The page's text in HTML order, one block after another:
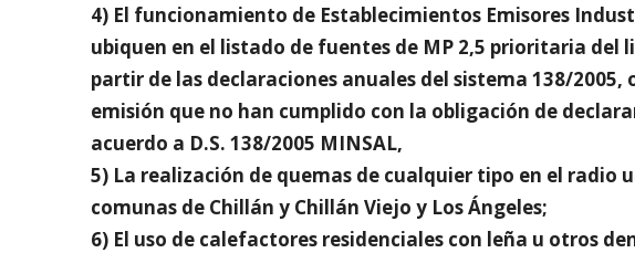
4) El funcionamiento de Establecimientos Emisores
ubiquen en el listado de fuentes de MP 2,5 prioritaria del
partir de las declaraciones anuales del sistema 138/2005,
emisión que no han cumplido con la obligación de
acuerdo a D.S. 138/2005 MINSAL,
5) La realización de quemas de cualquier tipo en el radio
comunas de Chillán y Chillán Viejo y Los Ángeles;
6) El uso de calefactores residenciales con leña u otros